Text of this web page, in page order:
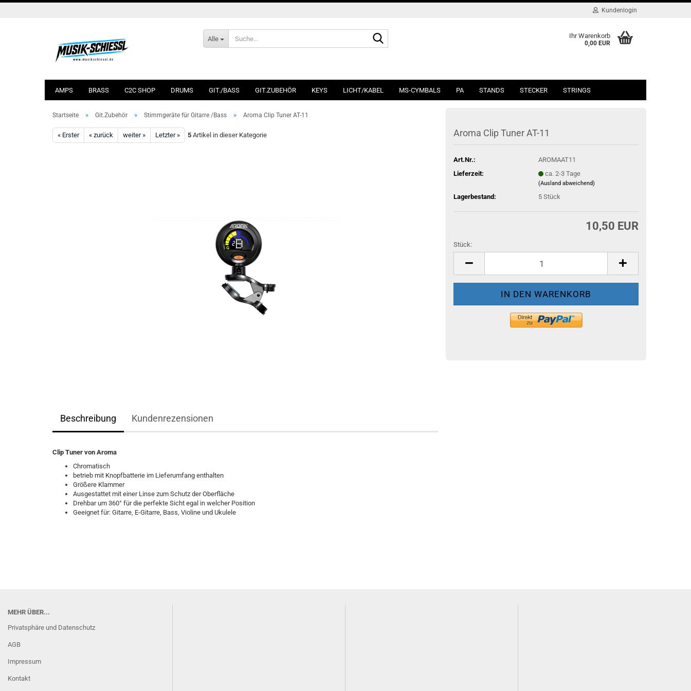
Kundenlogin
Alle Ihr Warenkorb
0,00 EUR
AMPS BRASS C2C SHOP DRUMS GIT./BASS GIT.ZUBEHÖR KEYS LICHT/KABEL MS-CYMBALS PA STANDS STECKER STRINGS
Startseite » Git.Zubehör » Stimmgeräte für Gitarre /Bass » Aroma Clip Tuner AT-11
« Erster « zurück weiter » Letzter » 5 Artikel in dieser Kategorie Aroma Clip Tuner AT-11
Art.Nr.:
AROMAAT11
Lieferzeit:
ca. 2-3 Tage
(Ausland abweichend)
Lagerbestand: 5 Stück
10,50 EUR
Stück:
Stück
Beschreibung Kundenrezensionen
Clip Tuner von Aroma
Chromatisch
betrieb mit Knopfbatterie im Lieferumfang enthalten
Größere Klammer
Ausgestattet mit einer Linse zum Schutz der Oberfläche
Drehbar um 360° für die perfekte Sicht egal in welcher Position
Geeignet für: Gitarre, E-Gitarre, Bass, Violine und Ukulele
MEHR ÜBER...
Privatsphäre und Datenschutz
AGB
Impressum
Kontakt